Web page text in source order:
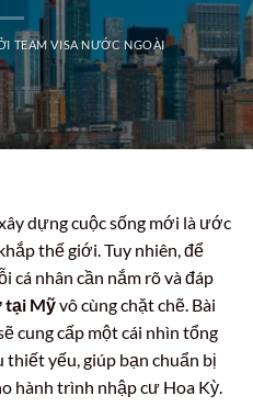
TEAM VISA NƯỚC NGOÀI
dựng cuộc sống mới là ước
thế giới. Tuy nhiên, để
cá nhân cần nắm rõ và đáp
tại Mỹvô cùng chặt chẽ. Bài
cung cấp một cái nhìn tổng
thiết yếu, giúp bạn chuẩn bị
hành trình nhập cư Hoa Kỳ.